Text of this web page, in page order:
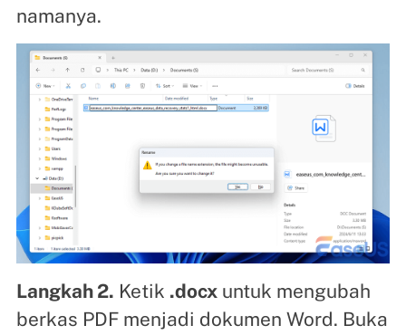
namanya.
Langkah 2. Ketik .docxuntuk mengubah
berkas PDF menjadi dokumen Word. Buka